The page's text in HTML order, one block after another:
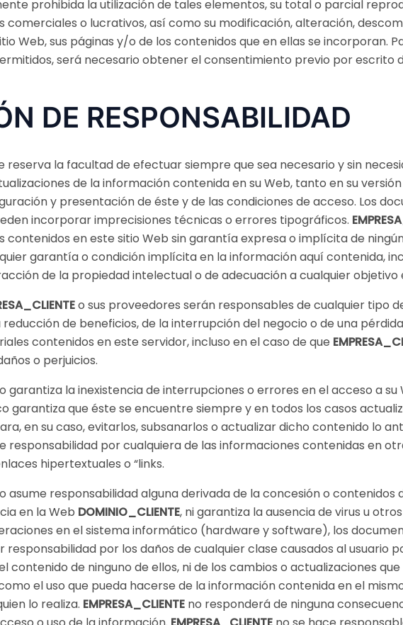
prohibida la utilización de tales elementos, su total o parcial
comerciales o lucrativos, así como su modificación, alteración,
Web, sus páginas y/o de los contenidos que en ellas se incorporan.
será necesario obtener el consentimiento previo por escrito
DE RESPONSABILIDAD
reserva la facultad de efectuar siempre que sea necesario y sin
de la información contenida en su Web, tanto en su
y presentación de éste y de las condiciones de acceso. Los
incorporar imprecisiones técnicas o errores tipográficos.
contenidos en este sitio Web sin garantía expresa o implícita de
garantía o condición implícita en la información aquí contenida,
de la propiedad intelectual o de adecuación a cualquier objetivo
o sus proveedores serán responsables de cualquier tipo
reducción de beneficios, de la interrupción del negocio o de una
contenidos en este servidor, incluso en el caso de que
o perjuicios.
garantiza la inexistencia de interrupciones o errores en el acceso a su
garantiza que éste se encuentre siempre y en todos los casos
en su caso, evitarlos, subsanarlos o actualizar dicho contenido lo
responsabilidad por cualquiera de las informaciones contenidas en
hipertextuales o “links.
asume responsabilidad alguna derivada de la concesión o contenidos
en la Web DOMINIO_CLIENTE, ni garantiza la ausencia de virus u
en el sistema informático (hardware y software), los
responsabilidad por los daños de cualquier clase causados al usuario
contenido de ninguno de ellos, ni de los cambios o actualizaciones
el uso que pueda hacerse de la información contenida en el
lo realiza. EMPRESA_CLIENTEno responderá de ninguna